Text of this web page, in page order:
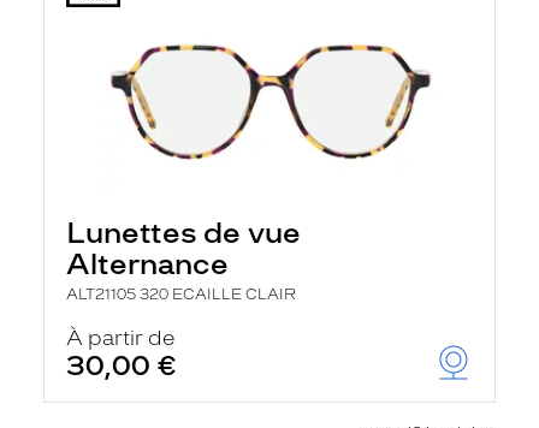
Lunettes de vue
Alternance
ALT21105 320 ECAILLE CLAIR
À partir de
30,00 €